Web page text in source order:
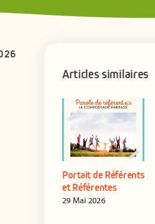
Articles similaires
juin
Portait de Référents
et Référentes
29 Mai 2026